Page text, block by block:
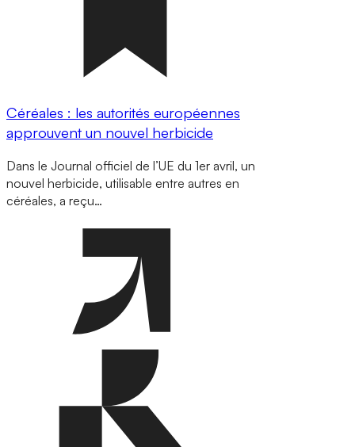
Céréales : les autorités européennes
approuvent un nouvel herbicide
Dans le Journal officiel de l’UE du 1er avril, un
nouvel herbicide, utilisable entre autres en
céréales, a reçu…